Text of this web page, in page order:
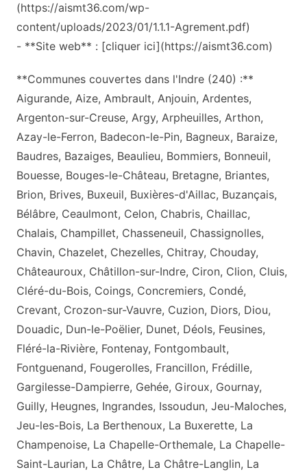
(https://aismt36.com/wp-
content/uploads/2023/01/1.1.1-Agrement.pdf)
- **Site web** : [cliquer ici](https://aismt36.com)
**Communes couvertes dans l'Indre (240) :**
Aigurande, Aize, Ambrault, Anjouin, Ardentes,
Argenton-sur-Creuse, Argy, Arpheuilles, Arthon,
Azay-le-Ferron, Badecon-le-Pin, Bagneux, Baraize,
Baudres, Bazaiges, Beaulieu, Bommiers, Bonneuil,
Bouesse, Bouges-le-Château, Bretagne, Briantes,
Brion, Brives, Buxeuil, Buxières-d'Aillac, Buzançais,
Bélâbre, Ceaulmont, Celon, Chabris, Chaillac,
Chalais, Champillet, Chasseneuil, Chassignolles,
Chavin, Chazelet, Chezelles, Chitray, Chouday,
Châteauroux, Châtillon-sur-Indre, Ciron, Clion, Cluis,
Cléré-du-Bois, Coings, Concremiers, Condé,
Crevant, Crozon-sur-Vauvre, Cuzion, Diors, Diou,
Douadic, Dun-le-Poëlier, Dunet, Déols, Feusines,
Fléré-la-Rivière, Fontenay, Fontgombault,
Fontguenand, Fougerolles, Francillon, Frédille,
Gargilesse-Dampierre, Gehée, Giroux, Gournay,
Guilly, Heugnes, Ingrandes, Issoudun, Jeu-Maloches,
Jeu-les-Bois, La Berthenoux, La Buxerette, La
Champenoise, La Chapelle-Orthemale, La Chapelle-
Saint-Laurian, La Châtre, La Châtre-Langlin, La